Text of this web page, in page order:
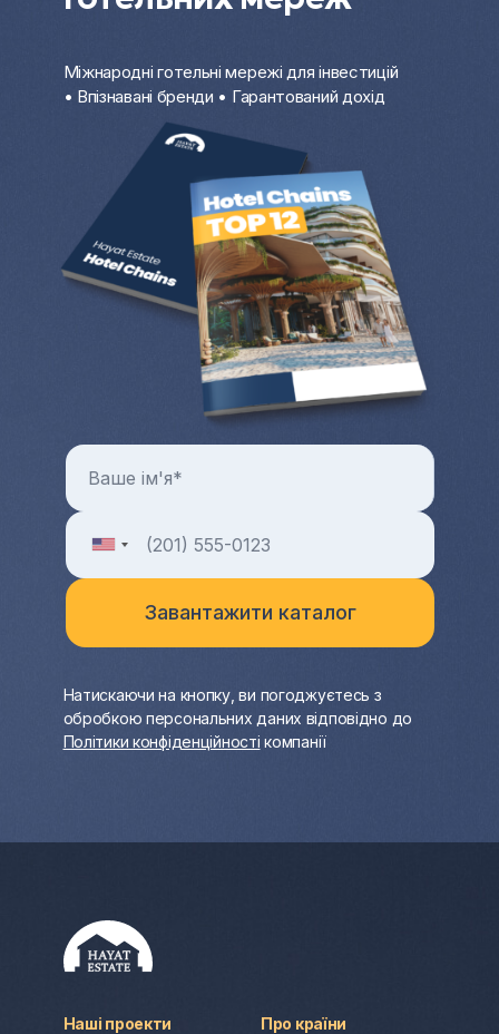
Міжнародні готельні мережі для інвестицій
• Впізнавані бренди • Гарантований дохід
Натискаючи на кнопку, ви погоджуєтесь з
обробкою персональних даних відповідно до
Політики конфіденційності компанії
Наші проекти Про країни